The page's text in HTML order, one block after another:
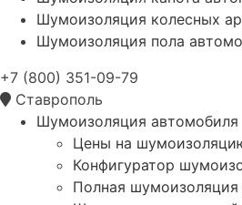
Шумоизоляция колесных
Шумоизоляция пола
+7 (800) 351-09-79
Ставрополь
Шумоизоляция автомобиля
Цены на
Конфигуратор
Полная шумоизоляция